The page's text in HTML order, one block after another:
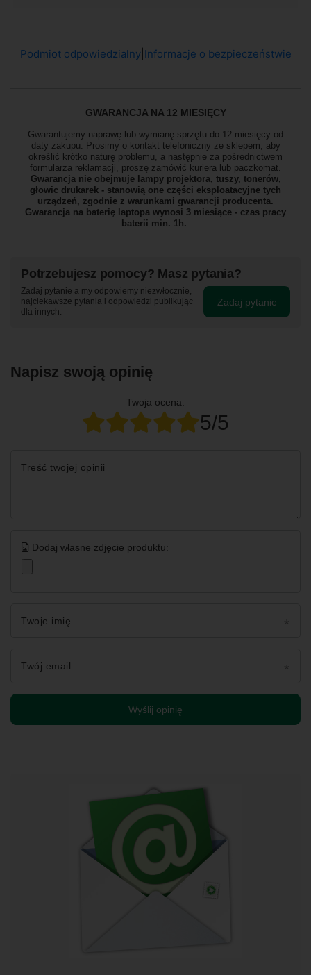
Podmiot odpowiedzialny| Informacje o bezpieczeństwie
GWARANCJA NA 12 MIESIĘCY
Gwarantujemy naprawę lub wymianę sprzętu do 12 miesięcy od
daty zakupu. Prosimy o kontakt telefoniczny ze sklepem, aby
określić krótko naturę problemu, a następnie za pośrednictwem
formularza reklamacji, proszę zamówić kuriera lub paczkomat.
Gwarancja nie obejmuje lampy projektora, tuszy, tonerów,
głowic drukarek - stanowią one części eksploatacyjne tych
urządzeń, zgodnie z warunkami gwarancji producenta.
Gwarancja na baterię laptopa wynosi 3 miesiące - czas pracy
baterii min. 1h.
Potrzebujesz pomocy? Masz pytania?
Zadaj pytanie a my odpowiemy niezwłocznie,
najciekawsze pytania i odpowiedzi publikując
dla innych.
Zadaj pytanie
Napisz swoją opinię
Twoja ocena:
5/5
Treść twojej opinii
Dodaj własne zdjęcie produktu:
Twoje imię
Twój email
Wyślij opinię